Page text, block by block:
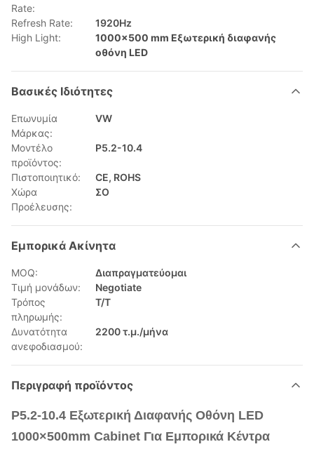
Rate:
Refresh Rate:
1920Hz
High Light:
1000×500 mm Εξωτερική διαφανής
οθόνη LED
Βασικές Ιδιότητες
Επωνυμία
Μάρκας:
VW
Μοντέλο
προϊόντος:
P5.2-10.4
Πιστοποιητικό:
CE, ROHS
Χώρα
Προέλευσης:
ΣΟ
Εμπορικά Ακίνητα
MOQ:
Διαπραγματεύομαι
Τιμή μονάδων:
Negotiate
Τρόπος
πληρωμής:
T/T
Δυνατότητα
ανεφοδιασμού:
2200 τ.μ./μήνα
Περιγραφή προϊόντος
P5.2-10.4 Εξωτερική Διαφανής Οθόνη LED
1000×500mm Cabinet Για Εμπορικά Κέντρα